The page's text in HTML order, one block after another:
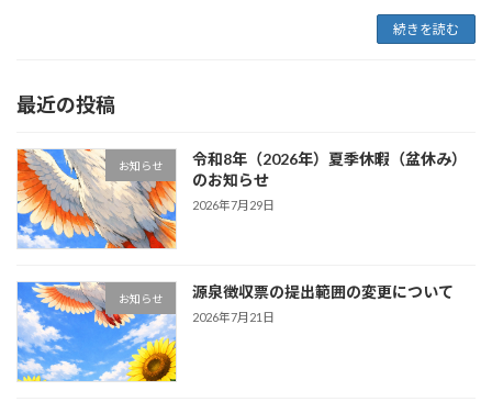
続きを読む
最近の投稿
お知らせ
令和8年（2026年）夏季休暇（盆休み）
のお知らせ
2026年7月29日
お知らせ 源泉徴収票の提出範囲の変更について
2026年7月21日